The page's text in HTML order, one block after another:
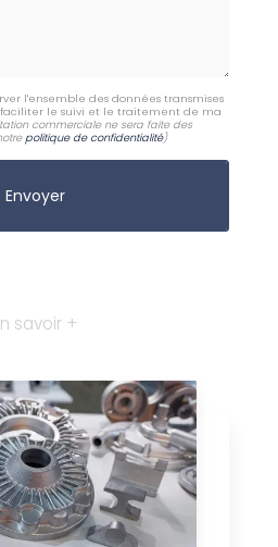
l'ensemble des données transmises
le suivi et le traitement de ma
commerciale ne sera faite des
politique de confidentialité)
savoir +